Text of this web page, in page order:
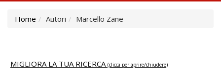
Home Autori Marcello Zane
MIGLIORA LA TUA RICERCA (clicca per aprire/chiudere)